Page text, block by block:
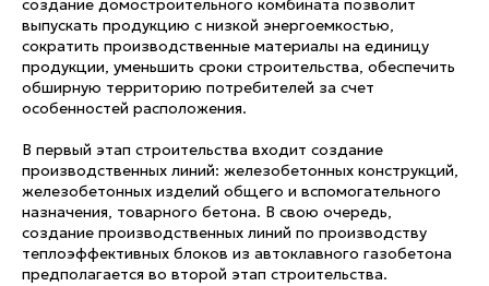
создание домостроительного комбината позволит
выпускать продукцию с низкой энергоемкостью,
сократить производственные материалы на единицу
продукции, уменьшить сроки строительства, обеспечить
обширную территорию потребителей за счет
особенностей расположения.
В первый этап строительства входит создание
производственных линий: железобетонных конструкций,
железобетонных изделий общего и вспомогательного
назначения, товарного бетона. В свою очередь,
создание производственных линий по производству
теплоэффективных блоков из автоклавного газобетона
предполагается во второй этап строительства.